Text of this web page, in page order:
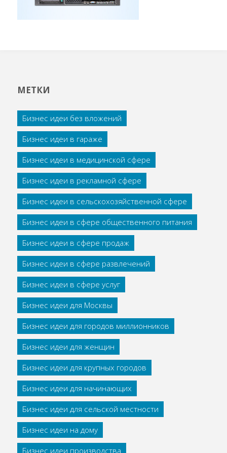
МЕТКИ
Бизнес идеи без вложений
Бизнес идеи в гараже
Бизнес идеи в медицинской сфере
Бизнес идеи в рекламной сфере
Бизнес идеи в сельскохозяйственной сфере
Бизнес идеи в сфере общественного питания
Бизнес идеи в сфере продаж
Бизнес идеи в сфере развлечений
Бизнес идеи в сфере услуг
Бизнес идеи для Москвы
Бизнес идеи для городов миллионников
Бизнес идеи для женщин
Бизнес идеи для крупных городов
Бизнес идеи для начинающих
Бизнес идеи для сельской местности
Бизнес идеи на дому
Бизнес идеи производства